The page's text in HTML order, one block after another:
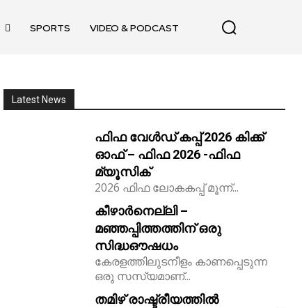
SPORTS VIDEO & PODCAST
Latest News
ഫിഫ വേൾഡ് കപ്പ് 2026 കിക്ക്‌
ഓഫ് – ഫിഫ 2026 -ഫിഫ
മ്യൂസിക്
2026 ഫിഫ ലോകകപ്പ് മൂന്ന്...
കീഴാർനെല്ലി –
മഞ്ഞപ്പിത്തത്തിന് ഒരു
സിദ്ധഔഷധം
കേരളത്തിലുടനീളം കാണപ്പെടുന്ന
ഒരു സസ്യമാണ്...
തമിഴ് രാഷ്ട്രീയത്തിൽ